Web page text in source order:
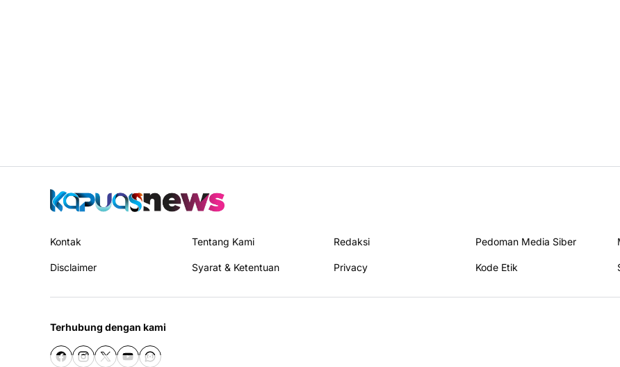
Kontak Tentang Kami Redaksi Pedoman Media Siber
Disclaimer Syarat & Ketentuan Privacy Kode Etik
Terhubung dengan kami